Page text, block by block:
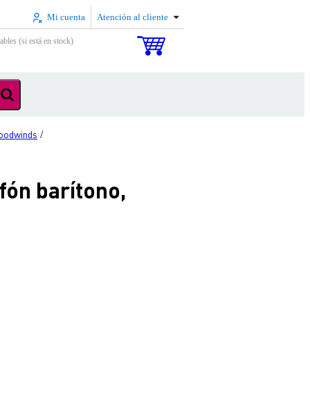
Mi cuenta Atención al cliente
(si está en stock)
/
barítono,